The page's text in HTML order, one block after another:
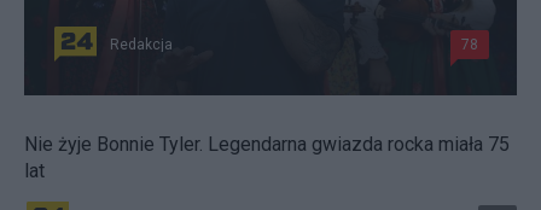
Redakcja 78
Nie żyje Bonnie Tyler. Legendarna gwiazda rocka miała 75
lat